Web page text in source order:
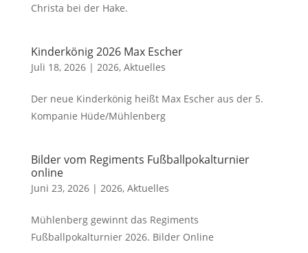
Christa bei der Hake.
Kinderkönig 2026 Max Escher
Juli 18, 2026| 2026, Aktuelles
Der neue Kinderkönig heißt Max Escher aus der 5.
Kompanie Hüde/Mühlenberg
Bilder vom Regiments Fußballpokalturnier
online
Juni 23, 2026| 2026, Aktuelles
Mühlenberg gewinnt das Regiments
Fußballpokalturnier 2026. Bilder Online